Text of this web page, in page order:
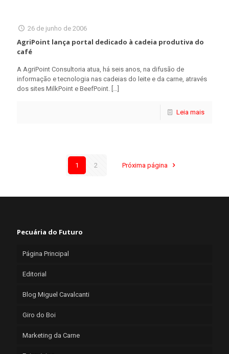
26 de junho de 2006
AgriPoint lança portal dedicado à cadeia produtiva do
café
A AgriPoint Consultoria atua, há seis anos, na difusão de
informação e tecnologia nas cadeias do leite e da carne, através
dos sites MilkPoint e BeefPoint. […]
Leia mais
1 2 Próxima página
Pecuária do Futuro
Página Principal
Editorial
Blog Miguel Cavalcanti
Giro do Boi
Marketing da Carne